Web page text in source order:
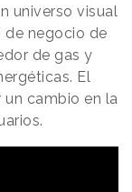
universo visual
de negocio de
de gas y
El
un cambio en la